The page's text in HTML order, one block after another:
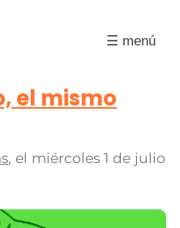
☰ menú
el mismo
, el miércoles 1 de julio